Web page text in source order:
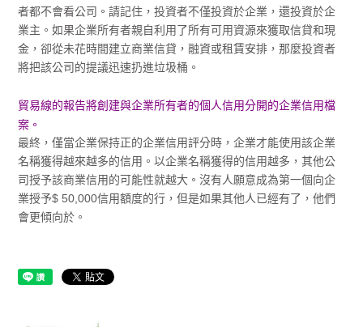
者都不會看公司。請記住，投資者不僅投資於企業，還投資於企
業主。如果企業所有者親自利用了所有可用資源來獲取信貸和現
金，卻從未花時間建立商業信貸，融資或租賃安排，那麼投資者
將把該公司的提議迅速扔進垃圾桶。
貿易線的報告將創建與企業所有者的個人信用分開的企業信用檔
案。
最終，僅當企業保持正的企業信用評分時，企業才能使用該企業
名稱獲得越來越多的信用。以企業名稱獲得的信用越多，其他公
司授予該商業信用的可能性就越大。沒有人願意成為第一個向企
業授予$ 50,000信用額度的行，但是如果其他人已經有了，他們
會更傾向於。